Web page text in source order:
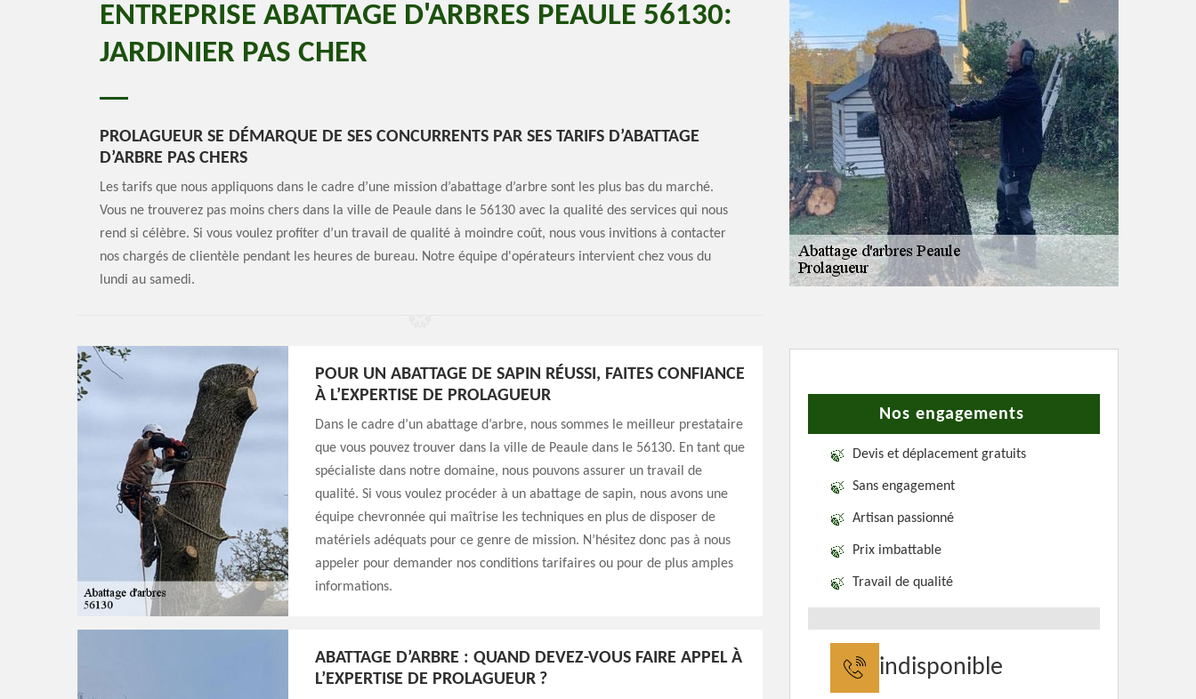
ENTREPRISE ABATTAGE D'ARBRES PEAULE 56130:
JARDINIER PAS CHER
PROLAGUEUR SE DÉMARQUE DE SES CONCURRENTS PAR SES TARIFS D’ABATTAGE
D’ARBRE PAS CHERS
Les tarifs que nous appliquons dans le cadre d’une mission d’abattage d’arbre sont les plus bas du marché.
Vous ne trouverez pas moins chers dans la ville de Peaule dans le 56130 avec la qualité des services qui nous
rend si célèbre. Si vous voulez profiter d’un travail de qualité à moindre coût, nous vous invitions à contacter
nos chargés de clientèle pendant les heures de bureau. Notre équipe d'opérateurs intervient chez vous du
lundi au samedi.
POUR UN ABATTAGE DE SAPIN RÉUSSI, FAITES CONFIANCE
À L’EXPERTISE DE PROLAGUEUR
Dans le cadre d’un abattage d’arbre, nous sommes le meilleur prestataire
que vous pouvez trouver dans la ville de Peaule dans le 56130. En tant que
spécialiste dans notre domaine, nous pouvons assurer un travail de
qualité. Si vous voulez procéder à un abattage de sapin, nous avons une
équipe chevronnée qui maîtrise les techniques en plus de disposer de
matériels adéquats pour ce genre de mission. N’hésitez donc pas à nous
appeler pour demander nos conditions tarifaires ou pour de plus amples
informations.
ABATTAGE D’ARBRE : QUAND DEVEZ-VOUS FAIRE APPEL À
L’EXPERTISE DE PROLAGUEUR ?
Nos engagements
Devis et déplacement gratuits
Sans engagement
Artisan passionné
Prix imbattable
Travail de qualité
indisponible